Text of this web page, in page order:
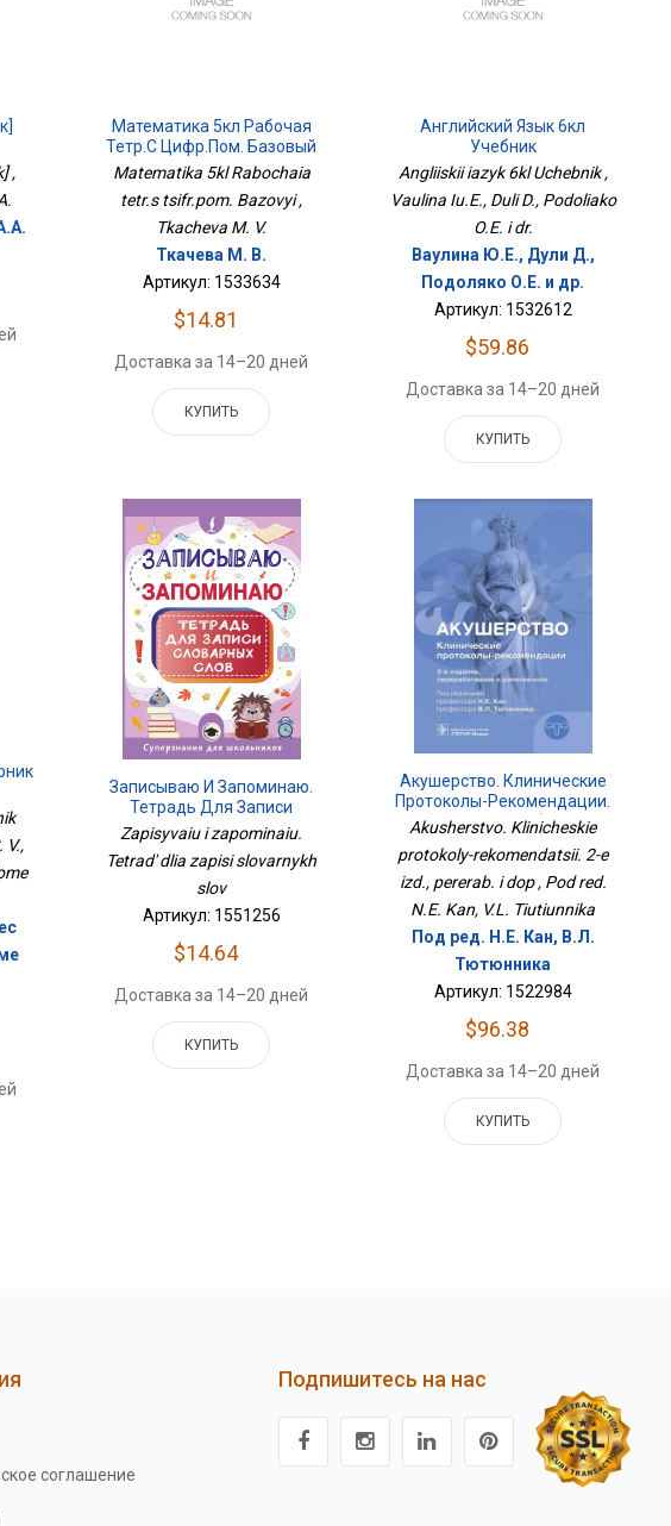
,
Математика 5кл Рабочая
Тетр.с Цифр.пом. Базовый
Matematika 5kl Rabochaia
tetr.s tsifr.pom. Bazovyi ,
Tkacheva M. V.
Ткачева М. В.
Артикул: 1533634
$14.81
Доставка за 14–20 дней
КУПИТЬ
Английский Язык 6кл
Учебник
Angliiskii iazyk 6kl Uchebnik ,
Vaulina Iu.E., Duli D., Podoliako
O.E. i dr.
Ваулина Ю.Е., Дули Д.,
Подоляко О.Е. и др.
Артикул: 1532612
$59.86
Доставка за 14–20 дней
КУПИТЬ
V.,
Записываю И Запоминаю.
Тетрадь Для Записи
Словарных Слов
Zapisyvaiu i zapominaiu.
Tetrad' dlia zapisi slovarnykh
slov
Артикул: 1551256
$14.64
Доставка за 14–20 дней
КУПИТЬ
Акушерство. Клинические
Протоколы-Рекомендации.
2-Е Изд., Перераб. И Доп
Akusherstvo. Klinicheskie
protokoly-rekomendatsii. 2-e
izd., pererab. i dop , Pod red.
N.E. Kan, V.L. Tiutiunnika
Под ред. Н.Е. Кан, В.Л.
Тютюнника
Артикул: 1522984
$96.38
Доставка за 14–20 дней
КУПИТЬ
соглашение
Подпишитесь на нас